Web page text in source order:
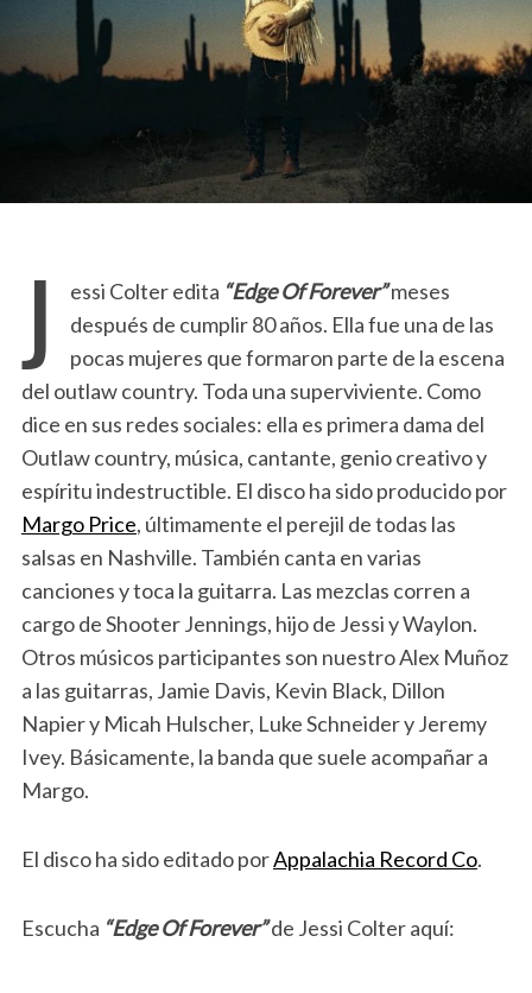
J essi Colter edita “Edge Of Forever”meses
después de cumplir 80 años. Ella fue una de las
pocas mujeres que formaron parte de la escena
del outlaw country. Toda una superviviente. Como
dice en sus redes sociales: ella es primera dama del
Outlaw country, música, cantante, genio creativo y
espíritu indestructible. El disco ha sido producido por
Margo Price, últimamente el perejil de todas las
salsas en Nashville. También canta en varias
canciones y toca la guitarra. Las mezclas corren a
cargo de Shooter Jennings, hijo de Jessi y Waylon.
Otros músicos participantes son nuestro Alex Muñoz
a las guitarras, Jamie Davis, Kevin Black, Dillon
Napier y Micah Hulscher, Luke Schneider y Jeremy
Ivey. Básicamente, la banda que suele acompañar a
Margo.
El disco ha sido editado porAppalachia Record Co.
Escucha “Edge Of Forever”de Jessi Colter aquí: